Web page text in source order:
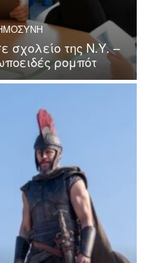
σχολείο της Ν.Υ. –
ρομπότ